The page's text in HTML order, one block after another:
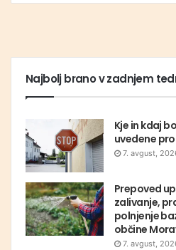
Najbolj brano v zadnjem
Kje in kdaj
uvedene
7. avgust,
Prepoved
zalivanje,
polnjenje
občine
7. avgust,